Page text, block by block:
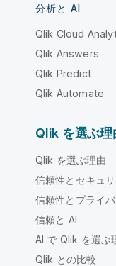
分析と AI
Qlik Cloud
Qlik Answers
Qlik Predict
Qlik Automate
Qlik を選ぶ理
Qlik を選ぶ理由
信頼性とセキュリ
信頼性とプライ
信頼と AI
AI で Qlik を選ぶ
Qlik との比較